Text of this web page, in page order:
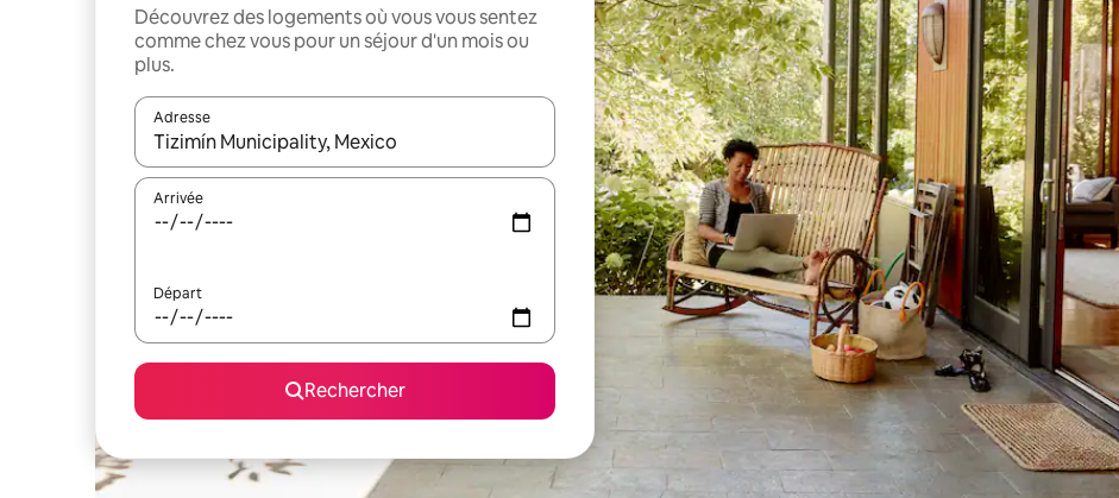
Découvrez des logements où vous vous sentez
comme chez vous pour un séjour d'un mois ou
plus.
Adresse
Lorsque les résultats s'affichent, utilisez les flèches vers le haut et vers le bas pour les parcourir ou en appuyant et en faisant
Arrivée
Départ
Rechercher